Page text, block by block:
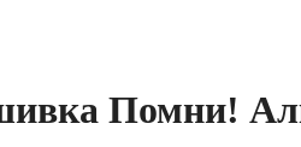
Помни!